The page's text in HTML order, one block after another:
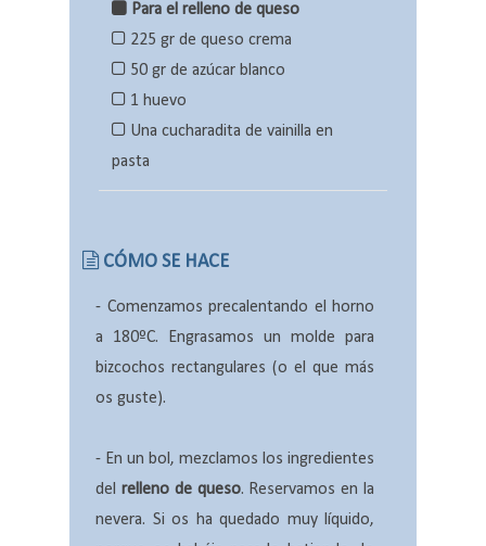
Para el relleno de queso
225 gr de queso crema
50 gr de azúcar blanco
1 huevo
Una cucharadita de vainilla en
pasta
CÓMO SE HACE
- Comenzamos precalentando el horno
a 180ºC. Engrasamos un molde para
bizcochos rectangulares (o el que más
os guste).
- En un bol, mezclamos los ingredientes
del relleno de queso. Reservamos en la
nevera. Si os ha quedado muy líquido,